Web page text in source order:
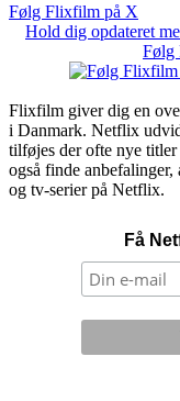
Følg Flixfilm på X
Hold dig opdateret
Følg
Flixfilm giver dig en
i Danmark. Netflix
tilføjes der ofte nye
også finde
og tv-serier på Netflix.
Få